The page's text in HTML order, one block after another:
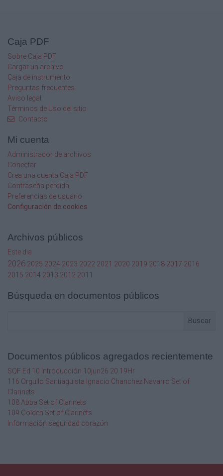
Caja PDF
Sobre Caja PDF
Cargar un archivo
Caja de instrumento
Preguntas frecuentes
Aviso legal
Términos de Uso del sitio
Contacto
Mi cuenta
Administrador de archivos
Conectar
Crea una cuenta Caja PDF
Contraseña perdida
Preferencias de usuario
Configuración de cookies
Archivos públicos
Este dia
2026 2025 2024 2023 2022 2021 2020 2019 2018 2017 2016
2015 2014 2013 2012 2011
Búsqueda en documentos públicos
Buscar
Documentos públicos agregados recientemente
SQF Ed 10 Introducción 10jun26 20.19Hr
116 Orgullo Santiaguista Ignacio Chanchez Navarro Set of
Clarinets
108 Abba Set of Clarinets
109 Golden Set of Clarinets
Información seguridad corazón